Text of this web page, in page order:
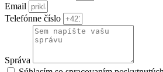
Email
Telefónne číslo
Správa